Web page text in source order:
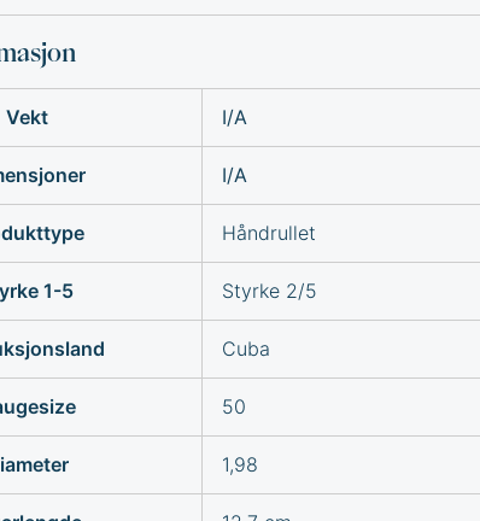
Vekt I/A
I/A
Håndrullet
1-5 Styrke 2/5
Cuba
50
1,98